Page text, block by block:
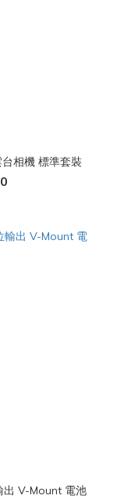
相機 標準套裝
V-Mount 電池